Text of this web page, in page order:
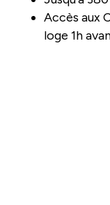
Accès aux
loge 1h